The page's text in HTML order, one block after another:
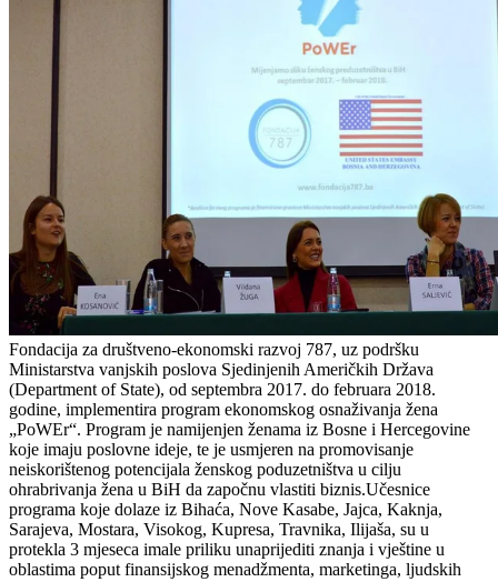
Fondacija za društveno-ekonomski razvoj 787, uz podršku
Ministarstva vanjskih poslova Sjedinjenih Američkih Država
(Department of State), od septembra 2017. do februara 2018.
godine, implementira program ekonomskog osnaživanja žena
„PoWEr“. Program je namijenjen ženama iz Bosne i Hercegovine
koje imaju poslovne ideje, te je usmjeren na promovisanje
neiskorištenog potencijala ženskog poduzetništva u cilju
ohrabrivanja žena u BiH da započnu vlastiti biznis.Učesnice
programa koje dolaze iz Bihaća, Nove Kasabe, Jajca, Kaknja,
Sarajeva, Mostara, Visokog, Kupresa, Travnika, Ilijaša, su u
protekla 3 mjeseca imale priliku unaprijediti znanja i vještine u
oblastima poput finansijskog menadžmenta, marketinga, ljudskih